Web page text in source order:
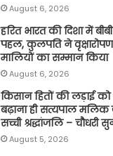
August 6, 2026
हरित भारत की दिशा में
पहल, कुलपति ने
मालियों का सम्मान किया
August 6, 2026
किसान हितों की लड़ाई
बढ़ाना ही सत्यपाल मलिक
सच्ची श्रद्धांजलि – चौधरी
August 5, 2026